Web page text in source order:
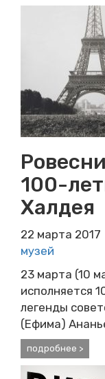
100-
Халдея
22 марта 2017
музей
23 марта (10
исполняется
легенды
(Ефима)
подробнее >